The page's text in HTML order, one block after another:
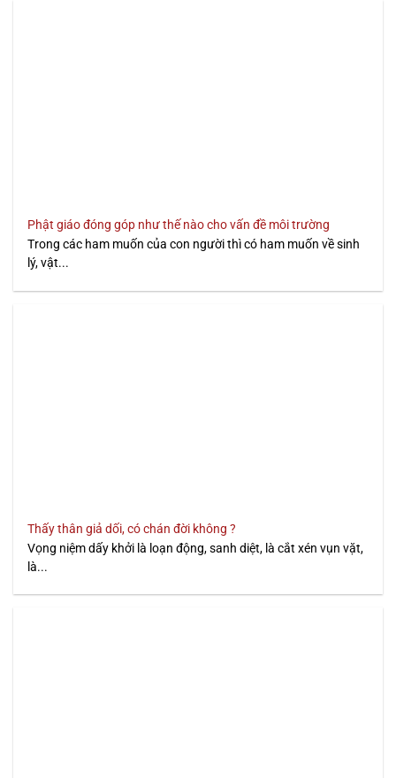
Phật giáo đóng góp như thế nào cho vấn đề môi trường
Trong các ham muốn của con người thì có ham muốn về sinh
lý, vật...
Thấy thân giả dối, có chán đời không ?
Vọng niệm dấy khởi là loạn động, sanh diệt, là cắt xén vụn vặt,
là...